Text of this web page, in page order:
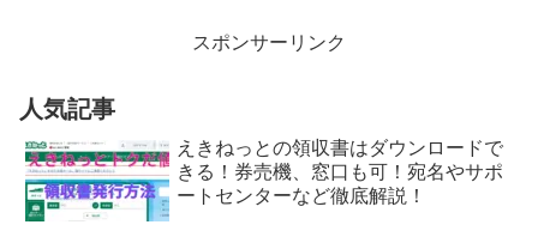
スポンサーリンク
人気記事
えきねっとの領収書はダウンロードで
きる！券売機、窓口も可！宛名やサポ
ートセンターなど徹底解説！